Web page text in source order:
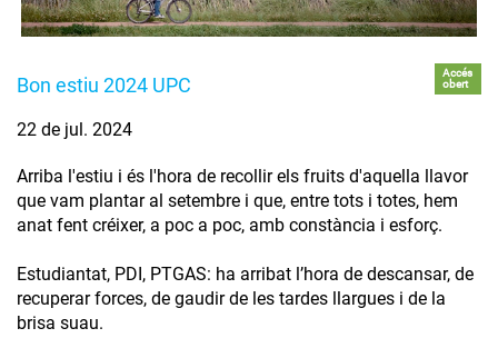
Bon estiu 2024 UPC
Accés
obert
22 de jul. 2024
Arriba l'estiu i és l'hora de recollir els fruits d'aquella llavor
que vam plantar al setembre i que, entre tots i totes, hem
anat fent créixer, a poc a poc, amb constància i esforç.
Estudiantat, PDI, PTGAS: ha arribat l’hora de descansar, de
recuperar forces, de gaudir de les tardes llargues i de la
brisa suau.